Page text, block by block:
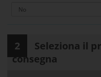
2
Seleziona il
consegna